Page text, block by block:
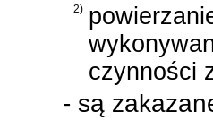
2)
czynności
- są